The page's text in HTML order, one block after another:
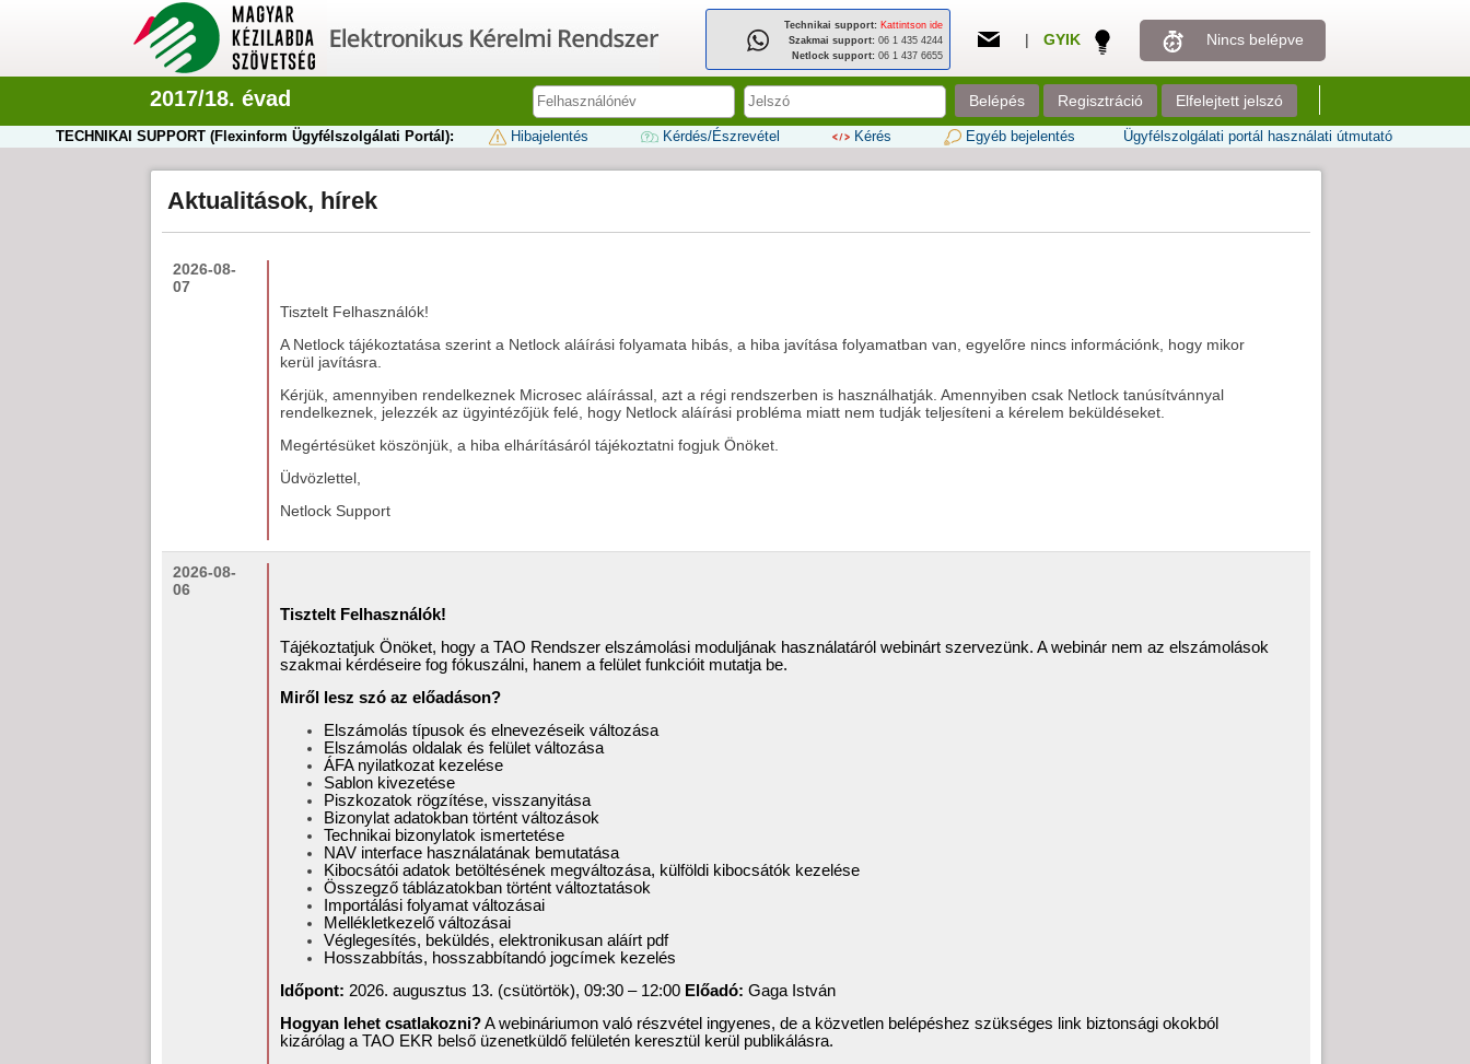
Technikai support: Kattintson ide
Szakmai support: 06 1 435 4244
Netlock support: 06 1 437 6655
| GYIK Nincs belépve
2017/18. évad Belépés Regisztráció Elfelejtett jelszó
TECHNIKAI SUPPORT (Flexinform Ügyfélszolgálati Portál): Hibajelentés Kérdés/Észrevétel Kérés Egyéb bejelentés Ügyfélszolgálati portál használati útmutató
Aktualitások, hírek
2026-08-
07
Tisztelt Felhasználók!
A Netlock tájékoztatása szerint a Netlock aláírási folyamata hibás, a hiba javítása folyamatban van, egyelőre nincs információnk, hogy mikor
kerül javításra.
Kérjük, amennyiben rendelkeznek Microsec aláírással, azt a régi rendszerben is használhatják. Amennyiben csak Netlock tanúsítvánnyal
rendelkeznek, jelezzék az ügyintézőjük felé, hogy Netlock aláírási probléma miatt nem tudják teljesíteni a kérelem beküldéseket.
Megértésüket köszönjük, a hiba elhárításáról tájékoztatni fogjuk Önöket.
Üdvözlettel,
Netlock Support
2026-08-
06
Tisztelt Felhasználók!
Tájékoztatjuk Önöket, hogy a TAO Rendszer elszámolási moduljának használatáról webinárt szervezünk. A webinár nem az elszámolások
szakmai kérdéseire fog fókuszálni, hanem a felület funkcióit mutatja be.
Miről lesz szó az előadáson?
Elszámolás típusok és elnevezéseik változása
Elszámolás oldalak és felület változása
ÁFA nyilatkozat kezelése
Sablon kivezetése
Piszkozatok rögzítése, visszanyitása
Bizonylat adatokban történt változások
Technikai bizonylatok ismertetése
NAV interface használatának bemutatása
Kibocsátói adatok betöltésének megváltozása, külföldi kibocsátók kezelése
Összegző táblázatokban történt változtatások
Importálási folyamat változásai
Mellékletkezelő változásai
Véglegesítés, beküldés, elektronikusan aláírt pdf
Hosszabbítás, hosszabbítandó jogcímek kezelés
Időpont: 2026. augusztus 13. (csütörtök), 09:30 – 12:00 Előadó: Gaga István
Hogyan lehet csatlakozni?A webináriumon való részvétel ingyenes, de a közvetlen belépéshez szükséges link biztonsági okokból
kizárólag a TAO EKR belső üzenetküldő felületén keresztül kerül publikálásra.